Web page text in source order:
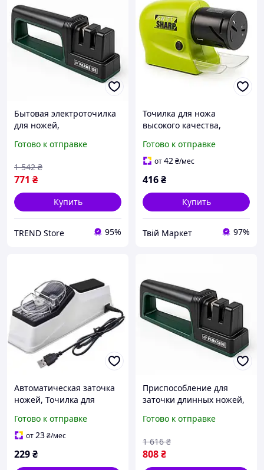
Бытовая электроточилка
для ножей,
устройство для заточки
Готово к отправке
771 ₴
1 542 ₴
Купить
TREND Store 95%
Точилка для ножа
высокого качества,
для заточки ножей на
кухне MK-57
Готово к отправке
от42₴/мес
416₴
Купить
Твій Маркет 97%
Автоматическая заточка
ножей, Точилка для
основанием
Электроточило для FW-21
Готово к отправке
от23₴/мес
229₴
Приспособление для
заточки длинных ножей,
поваров Лезвийная
Готово к отправке
808₴
1 616 ₴